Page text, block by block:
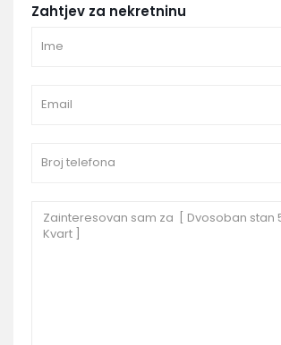
Zahtjev za nekretninu